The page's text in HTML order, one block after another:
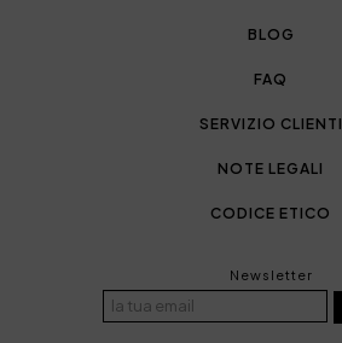
BLOG
FAQ
SERVIZIO CLIENTI
NOTE LEGALI
CODICE ETICO
Newsletter